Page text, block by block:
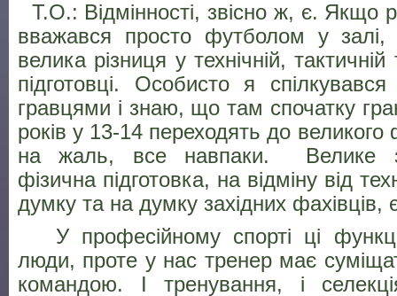
Т.О.: Відмінності, звісно ж, є. Якщо
вважався просто футболом у залі,
велика різниця у технічній,
підготовці. Особисто я
гравцями і знаю, що там спочатку
років у 13-14 переходять до
на жаль, все навпаки. Велике
фізична підготовка, на відміну від
думку та на думку західних
У професійному спорті ці
люди, проте у нас тренер має
командою. І тренування, і